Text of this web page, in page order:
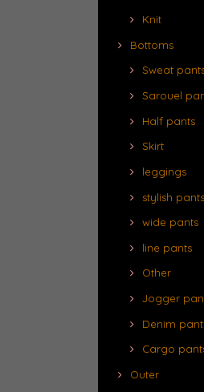
Knit
Bottoms
Sweat
Sarouel
Half pants
Skirt
leggings
stylish pants
wide pants
line pants
Other
Jogger
Denim
Cargo
Outer